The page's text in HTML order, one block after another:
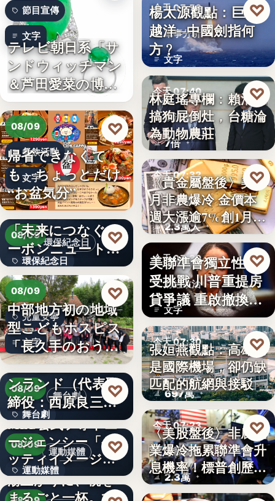
節目宣傳
文字
テレビ朝日系「サ
ンドウィッチマン
＆芦田愛菜の博士
ちゃん」…
08/09
餐飲活動
文字
帰省できなくて
も、ちょっとだけ
“お盆気分”
♡
環保紀念日
08/09
環保紀念日
文字
日本JC、9月3日を
「未来につなぐカ
ーボンニュートラ
ルの…
♡
08/09
兒童安寧
文字
中部地方初の地域
型こどもホスピス
「長久手のおう
ち」が愛知…
♡
舞台劇
08/09
舞台劇
文字
株式会社青山メイ
ンランド（代表取
締役：西原良三）
特別協賛…
♡
運動媒體
08/09
運動媒體
2,430
MLB公式フォトエ
ージェンシー「ゲ
ッティイメージ
ズ」五十…
♡
湯上がりに、桃を
まるごと一杯。ひ
今天 07:50
軍事分析
文字
楊太源觀點：巨浪
越洋─中國劍指何
方﹖
♡
今天 07:40
政治食安
7倍
林庭瑤專欄：賴清德
搞狗屁倒灶，台糖淪
為動物農莊
♡
今天 07:32
貴金屬
2.3萬人
〈貴金屬盤後〉美7
月非農爆冷 金價本
週大漲逾7%創1月
來…
♡
今天 07:30
財經政治
文字
美聯準會獨立性再
受挑戰 川普重提房
貸爭議 重啟撤換庫
克程…
♡
今天 07:30
航空政策
697萬
張姮燕觀點：高雄已
是國際機場，卻仍缺
匹配的航網與接駁
♡
今天 07:23
美股財經
2.3萬
〈美股盤後〉非農就
業爆冷拖累聯準會升
息機率！標普創歷史
新…
♡